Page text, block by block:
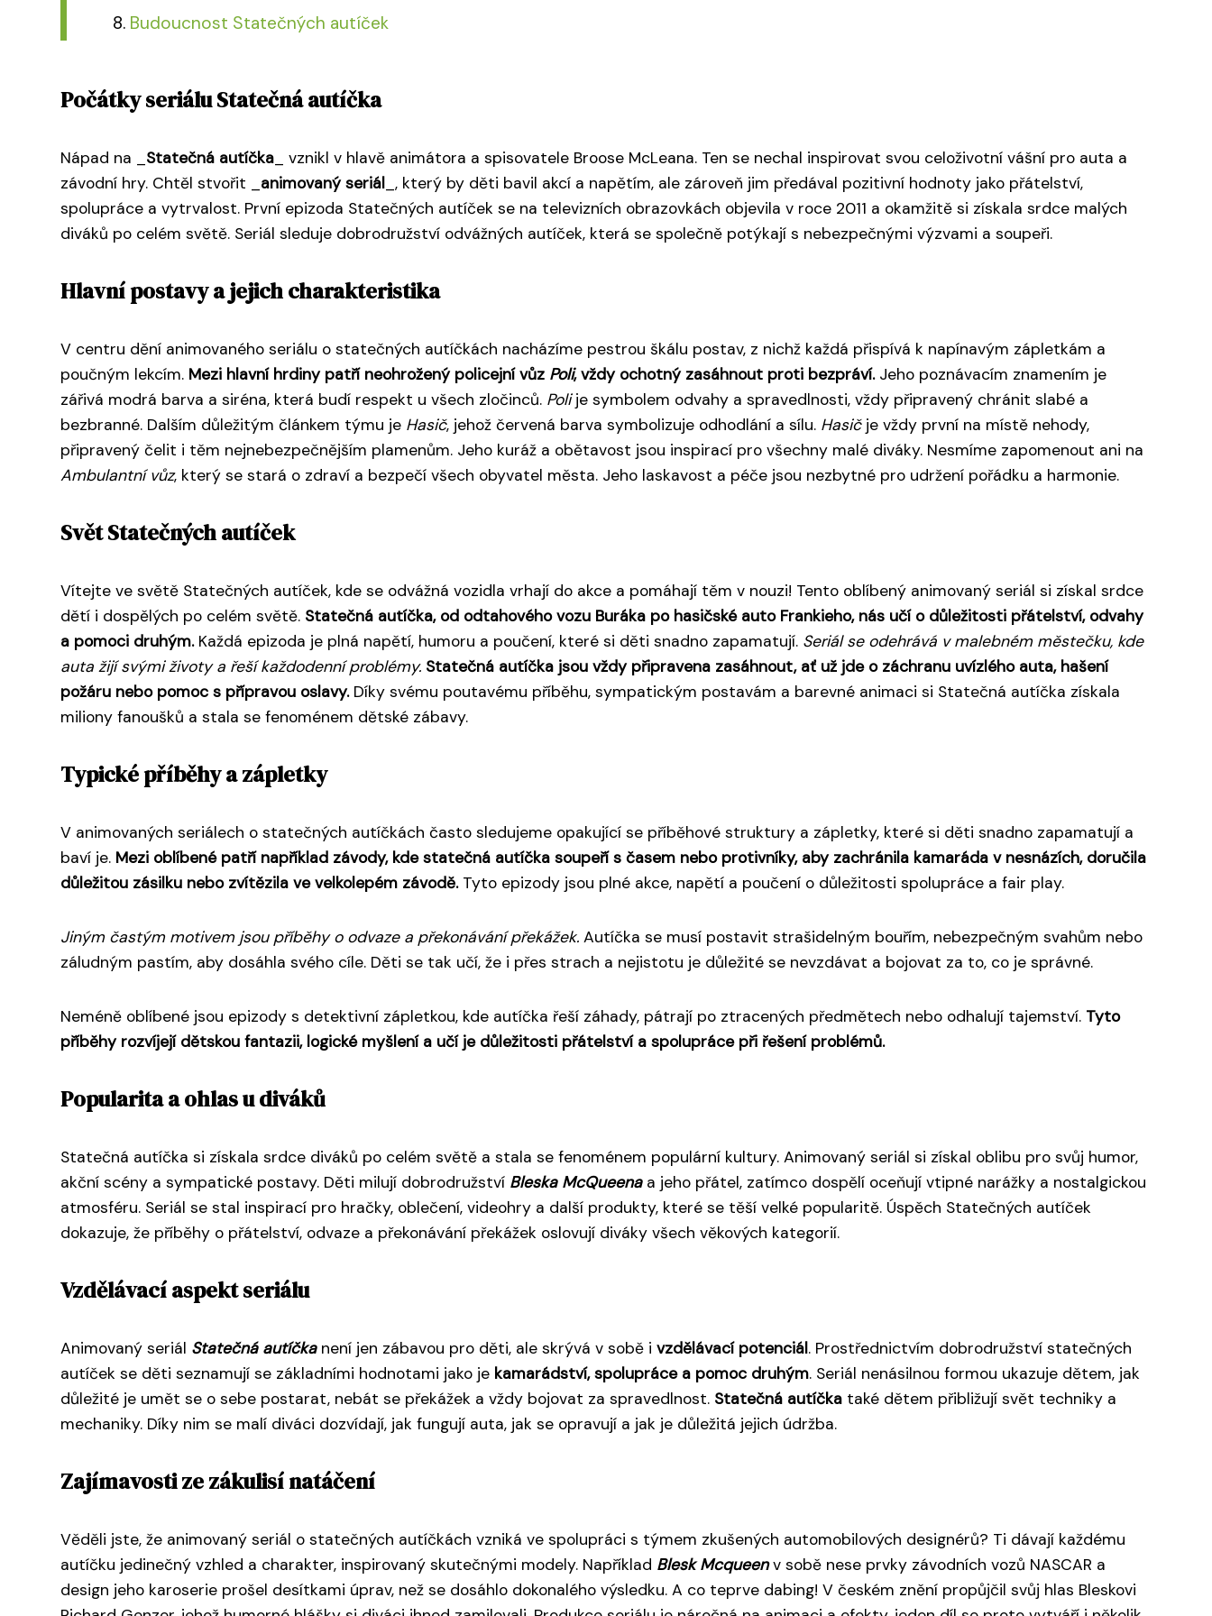
Budoucnost Statečných autíček
Počátky seriálu Statečná autíčka
Nápad na _ Statečná autíčka _ vznikl v hlavě animátora a spisovatele Broose McLeana. Ten se nechal inspirovat svou celoživotní vášní pro auta a
závodní hry. Chtěl stvořit _ animovaný seriál _, který by děti bavil akcí a napětím, ale zároveň jim předával pozitivní hodnoty jako přátelství,
spolupráce a vytrvalost. První epizoda Statečných autíček se na televizních obrazovkách objevila v roce 2011 a okamžitě si získala srdce malých
diváků po celém světě. Seriál sleduje dobrodružství odvážných autíček, která se společně potýkají s nebezpečnými výzvami a soupeři.
Hlavní postavy a jejich charakteristika
V centru dění animovaného seriálu o statečných autíčkách nacházíme pestrou škálu postav, z nichž každá přispívá k napínavým zápletkám a
poučným lekcím. Mezi hlavní hrdiny patří neohrožený policejní vůz Poli, vždy ochotný zasáhnout proti bezpráví.Jeho poznávacím znamením je
zářivá modrá barva a siréna, která budí respekt u všech zločinců. Polije symbolem odvahy a spravedlnosti, vždy připravený chránit slabé a
bezbranné. Dalším důležitým článkem týmu je Hasič, jehož červená barva symbolizuje odhodlání a sílu. Hasičje vždy první na místě nehody,
připravený čelit i těm nejnebezpečnějším plamenům. Jeho kuráž a obětavost jsou inspirací pro všechny malé diváky. Nesmíme zapomenout ani na
Ambulantní vůz, který se stará o zdraví a bezpečí všech obyvatel města. Jeho laskavost a péče jsou nezbytné pro udržení pořádku a harmonie.
Svět Statečných autíček
Vítejte ve světě Statečných autíček, kde se odvážná vozidla vrhají do akce a pomáhají těm v nouzi! Tento oblíbený animovaný seriál si získal srdce
dětí i dospělých po celém světě. Statečná autíčka, od odtahového vozu Buráka po hasičské auto Frankieho, nás učí o důležitosti přátelství, odvahy
a pomoci druhým.Každá epizoda je plná napětí, humoru a poučení, které si děti snadno zapamatují. Seriál se odehrává v malebném městečku, kde
auta žijí svými životy a řeší každodenní problémy. Statečná autíčka jsou vždy připravena zasáhnout, ať už jde o záchranu uvízlého auta, hašení
požáru nebo pomoc s přípravou oslavy.Díky svému poutavému příběhu, sympatickým postavám a barevné animaci si Statečná autíčka získala
miliony fanoušků a stala se fenoménem dětské zábavy.
Typické příběhy a zápletky
V animovaných seriálech o statečných autíčkách často sledujeme opakující se příběhové struktury a zápletky, které si děti snadno zapamatují a
baví je. Mezi oblíbené patří například závody, kde statečná autíčka soupeří s časem nebo protivníky, aby zachránila kamaráda v nesnázích, doručila
důležitou zásilku nebo zvítězila ve velkolepém závodě.Tyto epizody jsou plné akce, napětí a poučení o důležitosti spolupráce a fair play.
Jiným častým motivem jsou příběhy o odvaze a překonávání překážek. Autíčka se musí postavit strašidelným bouřím, nebezpečným svahům nebo
záludným pastím, aby dosáhla svého cíle. Děti se tak učí, že i přes strach a nejistotu je důležité se nevzdávat a bojovat za to, co je správné.
Neméně oblíbené jsou epizody s detektivní zápletkou, kde autíčka řeší záhady, pátrají po ztracených předmětech nebo odhalují tajemství. Tyto
příběhy rozvíjejí dětskou fantazii, logické myšlení a učí je důležitosti přátelství a spolupráce při řešení problémů.
Popularita a ohlas u diváků
Statečná autíčka si získala srdce diváků po celém světě a stala se fenoménem populární kultury. Animovaný seriál si získal oblibu pro svůj humor,
akční scény a sympatické postavy. Děti milují dobrodružství Bleska McQueenaa jeho přátel, zatímco dospělí oceňují vtipné narážky a nostalgickou
atmosféru. Seriál se stal inspirací pro hračky, oblečení, videohry a další produkty, které se těší velké popularitě. Úspěch Statečných autíček
dokazuje, že příběhy o přátelství, odvaze a překonávání překážek oslovují diváky všech věkových kategorií.
Vzdělávací aspekt seriálu
Animovaný seriál Statečná autíčkanení jen zábavou pro děti, ale skrývá v sobě i vzdělávací potenciál. Prostřednictvím dobrodružství statečných
autíček se děti seznamují se základními hodnotami jako je kamarádství, spolupráce a pomoc druhým. Seriál nenásilnou formou ukazuje dětem, jak
důležité je umět se o sebe postarat, nebát se překážek a vždy bojovat za spravedlnost. Statečná autíčka také dětem přibližují svět techniky a
mechaniky. Díky nim se malí diváci dozvídají, jak fungují auta, jak se opravují a jak je důležitá jejich údržba.
Zajímavosti ze zákulisí natáčení
Věděli jste, že animovaný seriál o statečných autíčkách vzniká ve spolupráci s týmem zkušených automobilových designérů? Ti dávají každému
autíčku jedinečný vzhled a charakter, inspirovaný skutečnými modely. Například Blesk Mcqueenv sobě nese prvky závodních vozů NASCAR a
design jeho karoserie prošel desítkami úprav, než se dosáhlo dokonalého výsledku. A co teprve dabing! V českém znění propůjčil svůj hlas Bleskovi